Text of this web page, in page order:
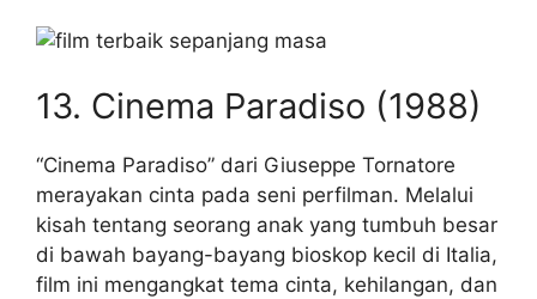
13. Cinema Paradiso (1988)
“Cinema Paradiso” dari Giuseppe Tornatore
merayakan cinta pada seni perfilman. Melalui
kisah tentang seorang anak yang tumbuh besar
di bawah bayang-bayang bioskop kecil di Italia,
film ini mengangkat tema cinta, kehilangan, dan